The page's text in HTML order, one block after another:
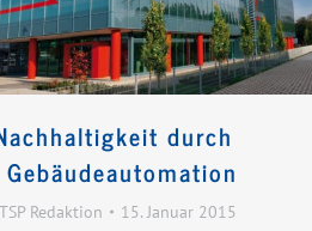
durch
TSP Redaktion 15. Januar 2015